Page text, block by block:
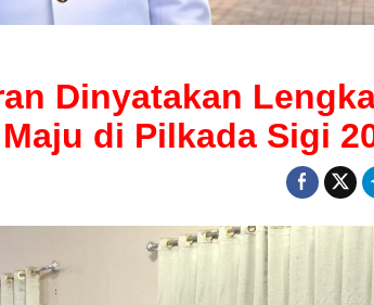
Dinyatakan
di Pilkada Sigi